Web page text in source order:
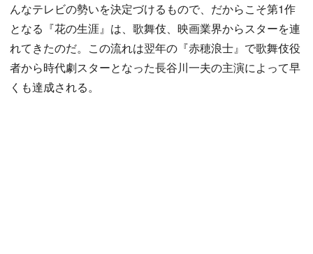
んなテレビの勢いを決定づけるもので、だからこそ第1作
となる『花の生涯』は、歌舞伎、映画業界からスターを連
れてきたのだ。この流れは翌年の『赤穂浪士』で歌舞伎役
者から時代劇スターとなった長谷川一夫の主演によって早
くも達成される。